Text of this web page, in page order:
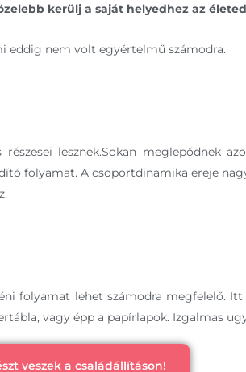
kerülj a saját helyedhez az
eddig nem volt egyértelmű számodra.
lesznek.Sokan meglepődnek
folyamat. A csoportdinamika ereje
folyamat lehet számodra megfelelő.
vagy épp a papírlapok. Izgalmas
veszek a családállításon!